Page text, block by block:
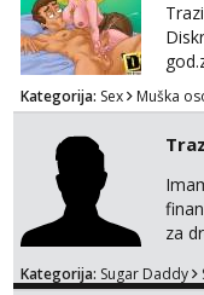
mail
😉!!
Kategorija: Sex Muška
za
Kategorija: Sugar Daddy